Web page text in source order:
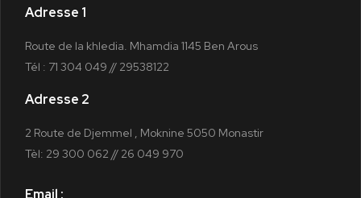
Adresse 1
Route de la khledia. Mhamdia 1145 Ben Arous
Tél : 71 304 049 // 29538122
Adresse 2
2 Route de Djemmel , Moknine 5050 Monastir
Tèl: 29 300 062 // 26 049 970
Email :